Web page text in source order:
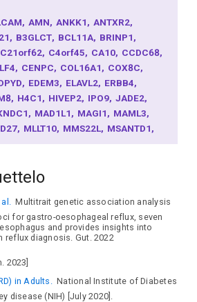
AMN ANKK1 ANTXR2
B3GLCT BCL11A BRINP1
C21orf62 C4orf45 CA10 CCDC68
CENPC COL16A1 COX8C
EDEM3 ELAVL2 ERBB4
H4C1 HIVEP2 IPO9 JADE2
MAD1L1 MAGI1 MAML3
MLLT10 MMS22L MSANTD1
OPRD1 PCDH17 PCDH9
PTPRT
TERF1 TMEFF2 TMEM106B
TTC8 YLPM1
al. Multitrait genetic association analysis
for gastro-oesophageal reflux, seven
and provides insights into
reflux diagnosis. Gut. 2022
2023]
in Adults. National Institute of Diabetes
disease (NIH) [July 2020].